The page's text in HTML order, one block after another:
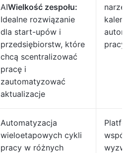
AIWielkość zespołu:
Idealne rozwiązanie
dla start-upów i
przedsiębiorstw, które
chcą scentralizować
pracę i
zautomatyzować
aktualizacje
pracy
Automatyzacja
wieloetapowych cykli
pracy w różnych